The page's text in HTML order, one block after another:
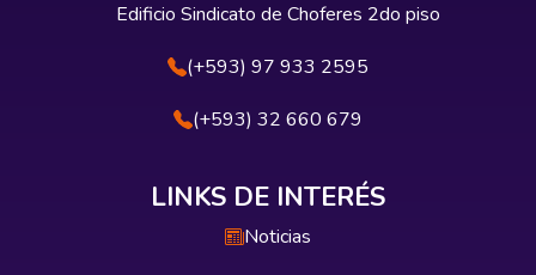
Edificio Sindicato de Choferes 2do piso
(+593) 97 933 2595
(+593) 32 660 679
LINKS DE INTERÉS
Noticias